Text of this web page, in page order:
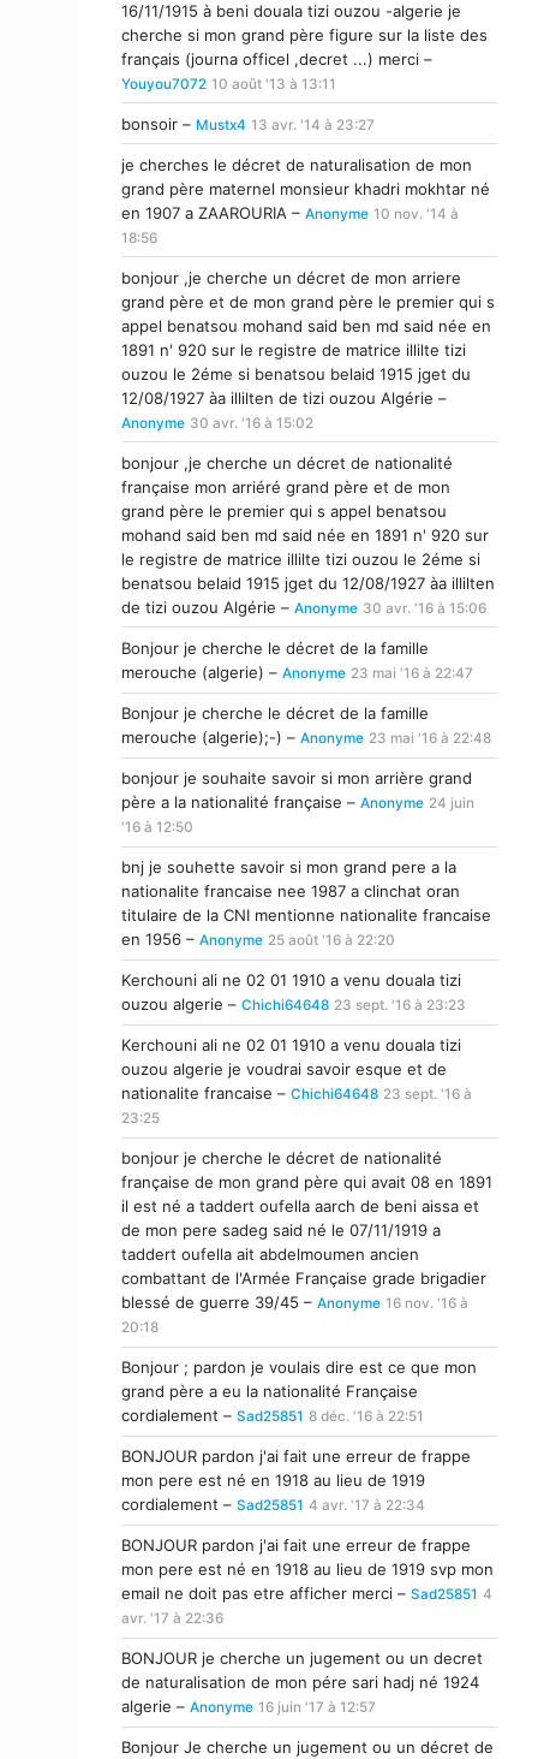
16/11/1915 à beni douala tizi ouzou -algerie je
cherche si mon grand père figure sur la liste des
français (journa officel ,decret ...) merci –
Youyou7072 10 août '13 à 13:11
bonsoir – Mustx4 13 avr. '14 à 23:27
je cherches le décret de naturalisation de mon
grand père maternel monsieur khadri mokhtar né
en 1907 a ZAAROURIA – Anonyme 10 nov. '14 à
18:56
bonjour ,je cherche un décret de mon arriere
grand père et de mon grand père le premier qui s
appel benatsou mohand said ben md said née en
1891 n' 920 sur le registre de matrice illilte tizi
ouzou le 2éme si benatsou belaid 1915 jget du
12/08/1927 àa illilten de tizi ouzou Algérie –
Anonyme 30 avr. '16 à 15:02
bonjour ,je cherche un décret de nationalité
française mon arriéré grand père et de mon
grand père le premier qui s appel benatsou
mohand said ben md said née en 1891 n' 920 sur
le registre de matrice illilte tizi ouzou le 2éme si
benatsou belaid 1915 jget du 12/08/1927 àa illilten
de tizi ouzou Algérie – Anonyme 30 avr. '16 à 15:06
Bonjour je cherche le décret de la famille
merouche (algerie) – Anonyme 23 mai '16 à 22:47
Bonjour je cherche le décret de la famille
merouche (algerie);-) – Anonyme 23 mai '16 à 22:48
bonjour je souhaite savoir si mon arrière grand
père a la nationalité française – Anonyme 24 juin
'16 à 12:50
bnj je souhette savoir si mon grand pere a la
nationalite francaise nee 1987 a clinchat oran
titulaire de la CNI mentionne nationalite francaise
en 1956 – Anonyme 25 août '16 à 22:20
Kerchouni ali ne 02 01 1910 a venu douala tizi
ouzou algerie – Chichi64648 23 sept. '16 à 23:23
Kerchouni ali ne 02 01 1910 a venu douala tizi
ouzou algerie je voudrai savoir esque et de
nationalite francaise – Chichi64648 23 sept. '16 à
23:25
bonjour je cherche le décret de nationalité
française de mon grand père qui avait 08 en 1891
il est né a taddert oufella aarch de beni aissa et
de mon pere sadeg said né le 07/11/1919 a
taddert oufella ait abdelmoumen ancien
combattant de l'Armée Française grade brigadier
blessé de guerre 39/45 – Anonyme 16 nov. '16 à
20:18
Bonjour ; pardon je voulais dire est ce que mon
grand père a eu la nationalité Française
cordialement – Sad25851 8 déc. '16 à 22:51
BONJOUR pardon j'ai fait une erreur de frappe
mon pere est né en 1918 au lieu de 1919
cordialement – Sad25851 4 avr. '17 à 22:34
BONJOUR pardon j'ai fait une erreur de frappe
mon pere est né en 1918 au lieu de 1919 svp mon
email ne doit pas etre afficher merci – Sad25851 4
avr. '17 à 22:36
BONJOUR je cherche un jugement ou un decret
de naturalisation de mon pére sari hadj né 1924
algerie – Anonyme 16 juin '17 à 12:57
Bonjour Je cherche un jugement ou un décret de